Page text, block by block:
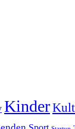
Kinder